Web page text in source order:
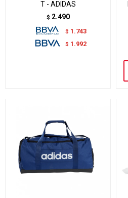
T - ADIDAS
$ 2.490
$ 1.743
$ 1.992